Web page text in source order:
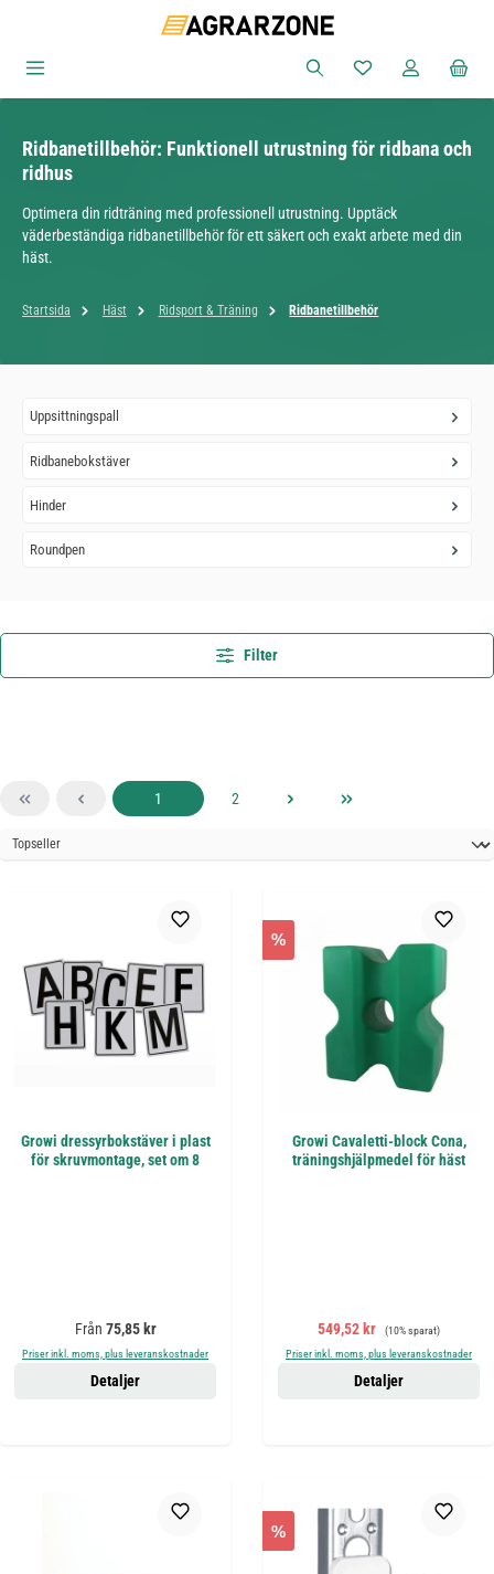
Du har 0 objekt i
Ridbanetillbehör: Funktionell utrustning för ridbana och
ridhus
Optimera din ridträning med professionell utrustning. Upptäck
väderbeständiga ridbanetillbehör för ett säkert och exakt arbete med din
häst.
Startsida Häst Ridsport & Träning Ridbanetillbehör
Uppsittningspall
Ridbanebokstäver
Hinder
Roundpen
Filter
Sida
1 Sida
2
Growi dressyrbokstäver i plast
för skruvmontage, set om 8
Ordinarie pris:
Från 75,85 kr
Priser inkl. moms, plus leveranskostnader
Detaljer
%
Growi Cavaletti-block Cona,
träningshjälpmedel för häst
Försäljningspris:
549,52 kr Ordinarie pris:
(10% sparat)
Priser inkl. moms, plus leveranskostnader
Detaljer
%